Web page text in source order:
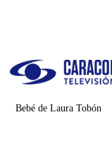
Bebé de Laura Tobón